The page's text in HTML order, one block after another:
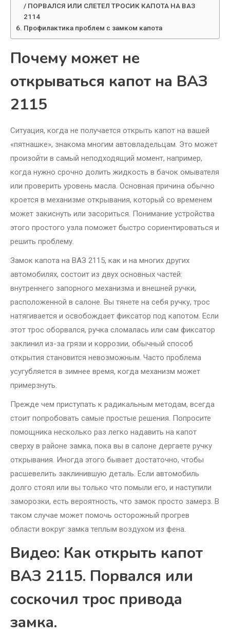
/ ПОРВАЛСЯ ИЛИ СЛЕТЕЛ ТРОСИК КАПОТА НА ВАЗ
2114
Профилактика проблем с замком капота
Почему может не
открываться капот на ВАЗ
2115
Ситуация, когда не получается открыть капот на вашей
«пятнашке», знакома многим автовладельцам. Это может
произойти в самый неподходящий момент, например,
когда нужно срочно долить жидкость в бачок омывателя
или проверить уровень масла. Основная причина обычно
кроется в механизме открывания, который со временем
может закиснуть или засориться. Понимание устройства
этого простого узла поможет быстро сориентироваться и
решить проблему.
Замок капота на ВАЗ 2115, как и на многих других
автомобилях, состоит из двух основных частей:
внутреннего запорного механизма и внешней ручки,
расположенной в салоне. Вы тянете на себя ручку, трос
натягивается и освобождает фиксатор под капотом. Если
этот трос оборвался, ручка сломалась или сам фиксатор
заклинил из-за грязи и коррозии, обычный способ
открытия становится невозможным. Часто проблема
усугубляется в зимнее время, когда механизм может
примерзнуть.
Прежде чем приступать к радикальным методам, всегда
стоит попробовать самые простые решения. Попросите
помощника несколько раз легко надавить на капот
сверху в районе замка, пока вы в салоне дергаете ручку
открывания. Иногда этого бывает достаточно, чтобы
расшевелить заклинившую деталь. Если автомобиль
долго стоял или вы только что помыли его, и наступили
заморозки, есть вероятность, что замок просто замерз. В
таком случае может помочь осторожный прогрев
области вокруг замка теплым воздухом из фена.
Видео: Как открыть капот
ВАЗ 2115. Порвался или
соскочил трос привода
замка.